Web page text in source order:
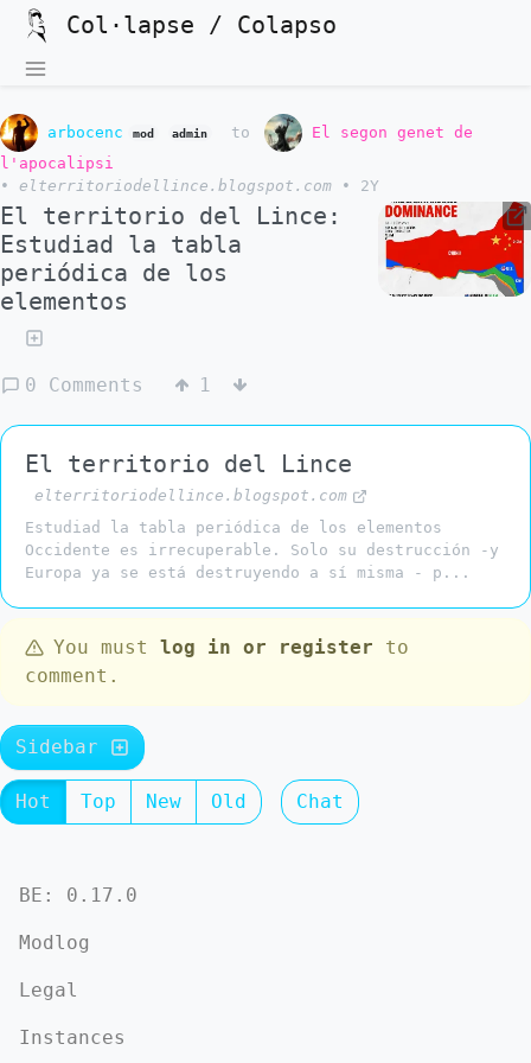
Col·lapse / Colapso
arbocenc mod admin to
El segon genet de
l'apocalipsi
•
elterritoriodellince.blogspot.com • 2Y
El territorio del Lince:
Estudiad la tabla
periódica de los
elementos
0 Comments 1
El territorio del Lince
elterritoriodellince.blogspot.com
Estudiad la tabla periódica de los elementos
Occidente es irrecuperable. Solo su destrucción -y
Europa ya se está destruyendo a sí misma - p...
You must log in or register to
comment.
Sidebar
Hot Top New Old Chat
BE: 0.17.0
Modlog
Legal
Instances